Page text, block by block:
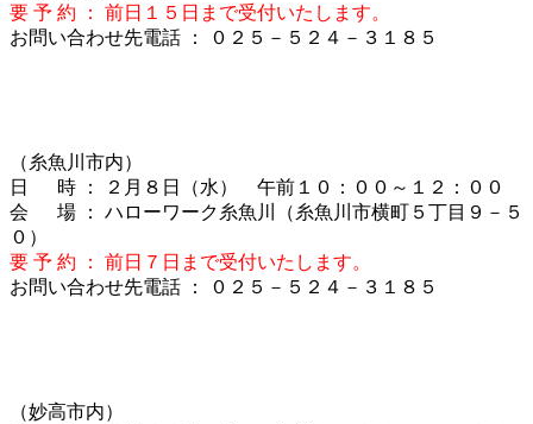
要 予 約 ： 前日１５ 日まで受付いたします。
お問い合わせ先電話 ： ０２５－５２４－３１８５
（糸魚川市内）
日 時 ： ２月８日（水） 午前１０：００～１２：００
会 場 ： ハローワーク糸魚川（糸魚川市横町５丁目９－５
０）
要 予 約 ： 前日７日まで受付いたします。
お問い合わせ先電話 ： ０２５－５２４－３１８５
（妙高市内）